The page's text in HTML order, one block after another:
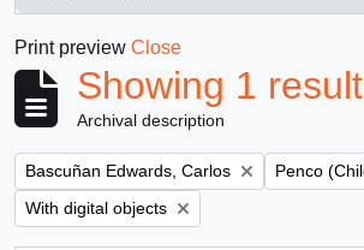
Print preview Close
Showing 1
Archival description
Remove filter:
Bascuñan Edwards, Carlos Remove
Penco
Remove filter:
With digital objects